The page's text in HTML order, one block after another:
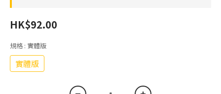
HK$92.00
規格 : 實體版
實體版